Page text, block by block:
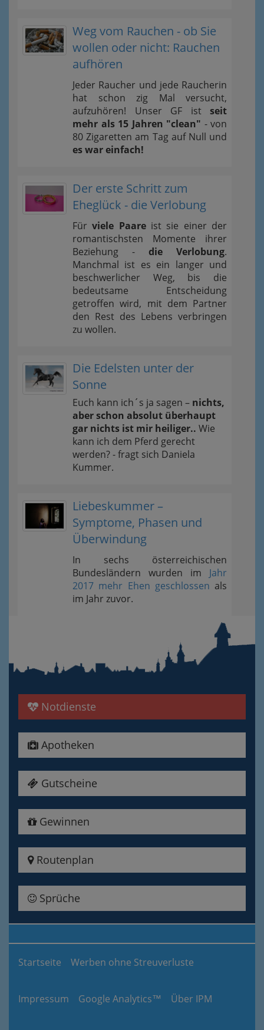
Weg vom Rauchen - ob Sie
wollen oder nicht: Rauchen
aufhören
Jeder Raucher und jede Raucherin
hat schon zig Mal versucht,
aufzuhören! Unser GF ist seit
mehr als 15 Jahren "clean" - von
80 Zigaretten am Tag auf Null und
es war einfach!
Der erste Schritt zum
Eheglück - die Verlobung
Fürviele Paareist sie einer der
romantischsten Momente ihrer
Beziehung - die Verlobung.
Manchmal ist es ein langer und
beschwerlicher Weg, bis die
bedeutsame Entscheidung
getroffen wird, mit dem Partner
den Rest des Lebens verbringen
zu wollen.
Die Edelsten unter der
Sonne
Euch kann ich´s ja sagen – nichts,
aber schon absolut überhaupt
gar nichts ist mir heiliger.. Wie
kann ich dem Pferd gerecht
werden? - fragt sich Daniela
Kummer.
Liebeskummer –
Symptome, Phasen und
Überwindung
In sechs österreichischen
Bundesländern wurden im Jahr
2017 mehr Ehen geschlossen als
im Jahr zuvor.
Notdienste
Apotheken
Gutscheine
Gewinnen
Routenplan
Sprüche
Startseite Werben ohne Streuverluste
Impressum Google Analytics™ Über IPM